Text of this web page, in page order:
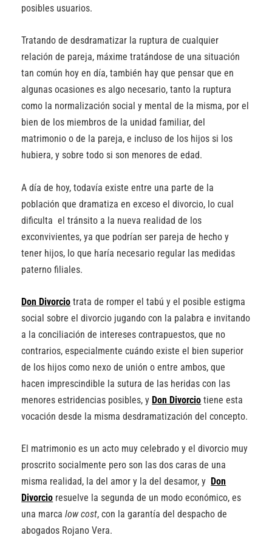
posibles usuarios.
Tratando de desdramatizar la ruptura de cualquier
relación de pareja, máxime tratándose de una situación
tan común hoy en día, también hay que pensar que en
algunas ocasiones es algo necesario, tanto la ruptura
como la normalización social y mental de la misma, por el
bien de los miembros de la unidad familiar, del
matrimonio o de la pareja, e incluso de los hijos si los
hubiera, y sobre todo si son menores de edad.
A día de hoy, todavía existe entre una parte de la
población que dramatiza en exceso el divorcio, lo cual
dificulta el tránsito a la nueva realidad de los
exconvivientes, ya que podrían ser pareja de hecho y
tener hijos, lo que haría necesario regular las medidas
paterno filiales.
Don Divorcio trata de romper el tabú y el posible estigma
social sobre el divorcio jugando con la palabra e invitando
a la conciliación de intereses contrapuestos, que no
contrarios, especialmente cuándo existe el bien superior
de los hijos como nexo de unión o entre ambos, que
hacen imprescindible la sutura de las heridas con las
menores estridencias posibles, y Don Divorcio tiene esta
vocación desde la misma desdramatización del concepto.
El matrimonio es un acto muy celebrado y el divorcio muy
proscrito socialmente pero son las dos caras de una
misma realidad, la del amor y la del desamor, y Don
Divorcio resuelve la segunda de un modo económico, es
una marcalow cost, con la garantía del despacho de
abogados Rojano Vera.